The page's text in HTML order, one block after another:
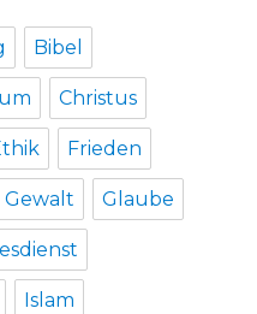
Bibel
Christus
Frieden
Gewalt Glaube
Islam